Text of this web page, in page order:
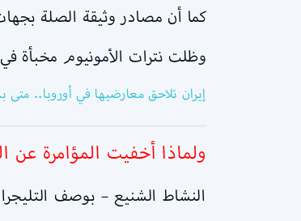
كما أن مصادر وثيقة الصلة
وظلت نترات الأمونيوم مخبأة
إيران تلاحق معارضيها في أوروبا..
ولماذا أخفيت المؤامرة عن
النشاط الشنيع – بوصف